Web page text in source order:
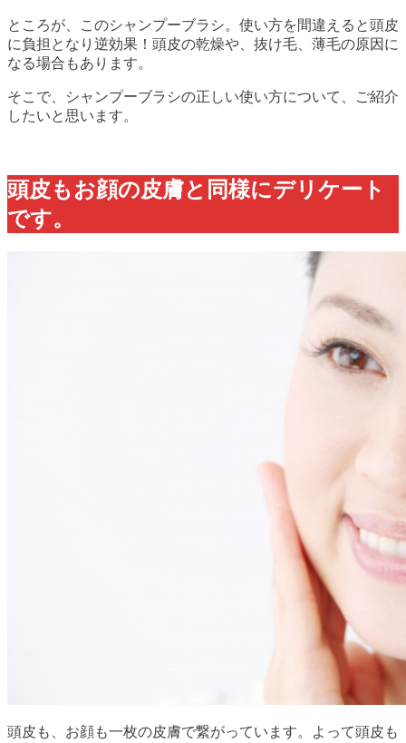
ところが、このシャンプーブラシ。使い方を間違えると頭皮
に負担となり逆効果！頭皮の乾燥や、抜け毛、薄毛の原因に
なる場合もあります。
そこで、シャンプーブラシの正しい使い方について、ご紹介
したいと思います。
頭皮もお顔の皮膚と同様にデリケート
です。
頭皮も、お顔も一枚の皮膚で繋がっています。よって頭皮も